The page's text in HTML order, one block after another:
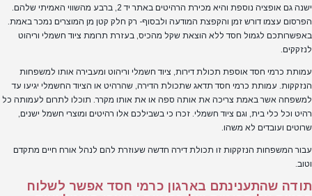
ישנה גם אופציה נוספת והיא מכירת הרהיטים באתר יד 2, ברבע מהשווי האמיתי שלהם.
הפרסום עצמו דורש זמן והקפצת המודעה ולבסוף- רק חלק קטן מן המוצרים נמכר באמת.
באפשרותכם לגמול חסד ללא הוצאת שקל מהכיס, בעזרת תרומת ציוד חשמלי וריהוט
לנזקקים.
עמותת כרמי חסד אוספת תכולת דירות, ציוד חשמלי וריהוט ומעבירה אותו למשפחות
הנזקקות. עמותת כרמי חסד תדאג שתכולת הדירה, שהרהיט או הציוד החשמלי יגיעו עד
למשפחה אשר באמת צריכה את אותה ספה או את אותו מקרר. תוכלו לתרום לעמותה כל
רהיט וכל כלי בית, וגם ציוד חשמלי. זכרו כי בשבילכם אלו רהיטים ומוצרי חשמל ישנים,
שרוטים ועובדים לא משהו.
עבור המשפחות הנזקקות זו תכולת דירה חדשה שעוזרת להם לנהל אורח חיים מתקדם
וטוב.
תודה שהתענינתם בארגון כרמי חסד אפשר לשלוח